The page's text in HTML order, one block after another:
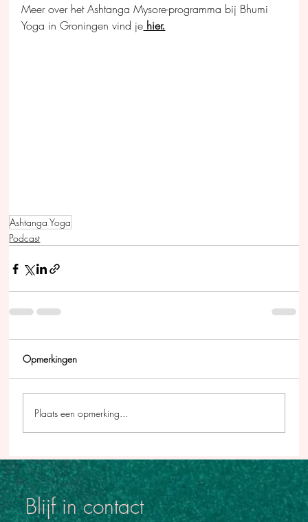
Meer over het Ashtanga Mysore-programma bij Bhumi
Yoga in Groningen vind je hier.
Ashtanga Yoga
Podcast
Opmerkingen
Plaats een opmerking...
Blijf in contact